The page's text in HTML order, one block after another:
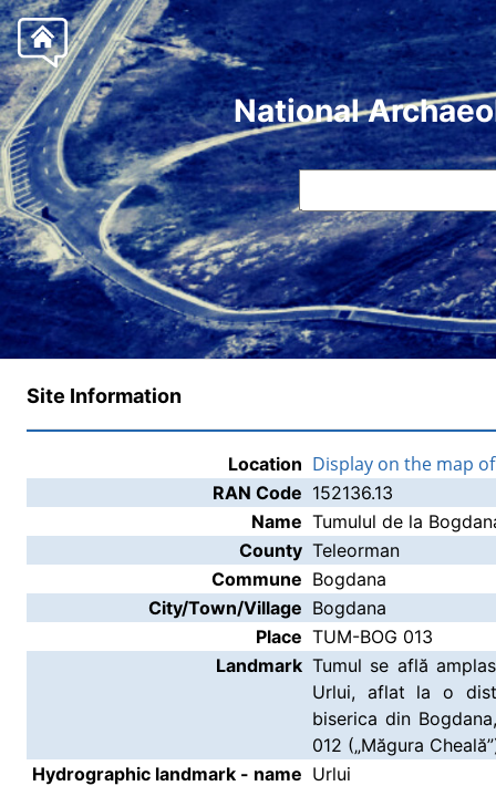
National
Site Information
Location Display on the map
RAN Code 152136.13
Name Tumulul de la
County Teleorman
Commune Bogdana
City/Town/Village Bogdana
Place TUM-BOG 013
Landmark Tumul se află
Urlui, aflat la o
biserica din
012 („Măgura
Hydrographic landmark - name Urlui